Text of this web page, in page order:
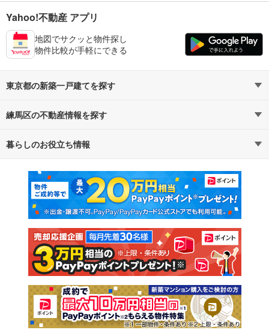
Yahoo!不動産 アプリ
地図でサクッと物件探し
物件比較が手軽にできる
東京都の新築一戸建てを探す
路線・駅から探す
通勤・通学時間から探す
練馬区の不動産情報を探す
不動産・住宅
新築マンション 中古マンション
新築一戸建て 中古一戸建て
注文住宅 土地
売却査定
暮らしのお役立ち情報
マンションカタログ 教えて！住まいの先生